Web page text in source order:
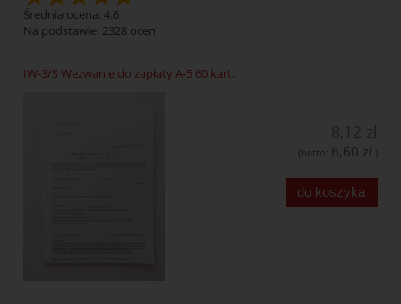
Średnia ocena: 4.6
Na podstawie: 2328 ocen
IW-3/S Wezwanie do zapłaty A-5 60 kart.
(netto: 6,60 zł )
do koszyka